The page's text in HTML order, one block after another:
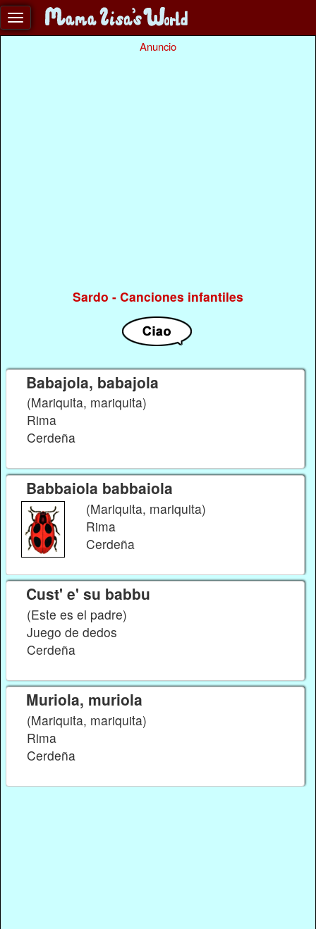
Anuncio
Sardo - Canciones infantiles
Babajola, babajola
(Mariquita, mariquita)
Rima
Cerdeña
Babbaiola babbaiola
(Mariquita, mariquita)
Rima
Cerdeña
Cust' e' su babbu
(Este es el padre)
Juego de dedos
Cerdeña
Muriola, muriola
(Mariquita, mariquita)
Rima
Cerdeña